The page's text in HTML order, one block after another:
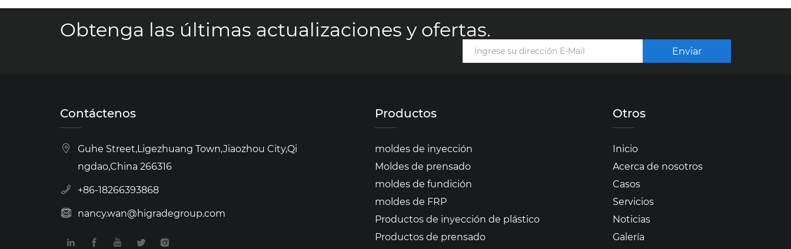
Obtenga las últimas actualizaciones y ofertas.
Enviar
Contáctenos
Guhe Street,Ligezhuang Town,Jiaozhou City,Qi
ngdao,China 266316
+86-18266393868
nancy.wan@higradegroup.com
Productos
moldes de inyección
Moldes de prensado
moldes de fundición
moldes de FRP
Productos de inyección de plástico
Productos de prensado
Otros
Inicio
Acerca de nosotros
Casos
Servicios
Noticias
Galería